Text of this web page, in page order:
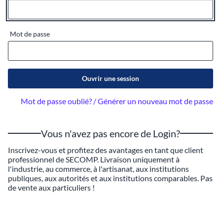
Mot de passe
Ouvrir une session
Mot de passe oublié? / Générer un nouveau mot de passe
Vous n'avez pas encore de Login?
Inscrivez-vous et profitez des avantages en tant que client
professionnel de SECOMP. Livraison uniquement à
l'industrie, au commerce, à l'artisanat, aux institutions
publiques, aux autorités et aux institutions comparables. Pas
de vente aux particuliers !